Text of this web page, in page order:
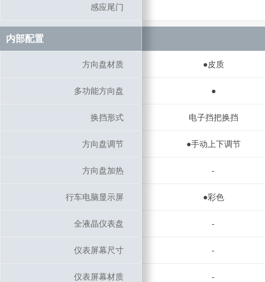
感应尾门
内部配置
方向盘材质 ●皮质
多功能方向盘 ●
换挡形式 电子挡把换挡
方向盘调节 ●手动上下调节
方向盘加热 -
行车电脑显示屏 ●彩色
全液晶仪表盘 -
仪表屏幕尺寸 -
仪表屏幕材质 -
感应尾门
内部配置
方向盘材质
多功能方向盘
换挡形式
方向盘调节
方向盘加热
行车电脑显示屏
全液晶仪表盘
仪表屏幕尺寸
仪表屏幕材质